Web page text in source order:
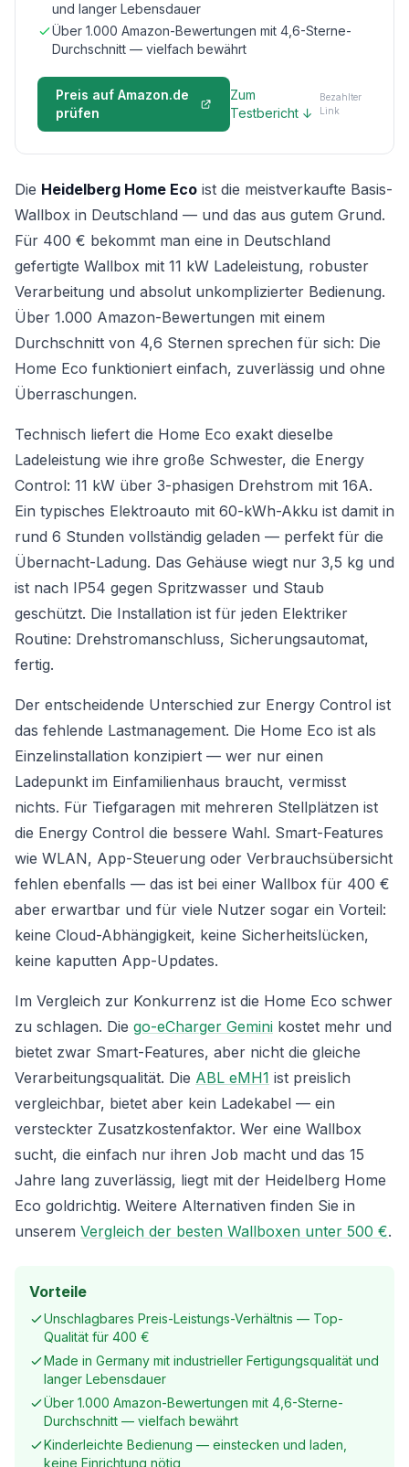
und langer Lebensdauer
Über 1.000 Amazon-Bewertungen mit 4,6-Sterne-
Durchschnitt — vielfach bewährt
Preis auf Amazon.de
prüfen
Zum
Testbericht ↓
Bezahlter
Link
Die Heidelberg Home Eco ist die meistverkaufte Basis-
Wallbox in Deutschland — und das aus gutem Grund.
Für 400 € bekommt man eine in Deutschland
gefertigte Wallbox mit 11 kW Ladeleistung, robuster
Verarbeitung und absolut unkomplizierter Bedienung.
Über 1.000 Amazon-Bewertungen mit einem
Durchschnitt von 4,6 Sternen sprechen für sich: Die
Home Eco funktioniert einfach, zuverlässig und ohne
Überraschungen.
Technisch liefert die Home Eco exakt dieselbe
Ladeleistung wie ihre große Schwester, die Energy
Control: 11 kW über 3-phasigen Drehstrom mit 16A.
Ein typisches Elektroauto mit 60-kWh-Akku ist damit in
rund 6 Stunden vollständig geladen — perfekt für die
Übernacht-Ladung. Das Gehäuse wiegt nur 3,5 kg und
ist nach IP54 gegen Spritzwasser und Staub
geschützt. Die Installation ist für jeden Elektriker
Routine: Drehstromanschluss, Sicherungsautomat,
fertig.
Der entscheidende Unterschied zur Energy Control ist
das fehlende Lastmanagement. Die Home Eco ist als
Einzelinstallation konzipiert — wer nur einen
Ladepunkt im Einfamilienhaus braucht, vermisst
nichts. Für Tiefgaragen mit mehreren Stellplätzen ist
die Energy Control die bessere Wahl. Smart-Features
wie WLAN, App-Steuerung oder Verbrauchsübersicht
fehlen ebenfalls — das ist bei einer Wallbox für 400 €
aber erwartbar und für viele Nutzer sogar ein Vorteil:
keine Cloud-Abhängigkeit, keine Sicherheitslücken,
keine kaputten App-Updates.
Im Vergleich zur Konkurrenz ist die Home Eco schwer
zu schlagen. Die go-eCharger Gemini kostet mehr und
bietet zwar Smart-Features, aber nicht die gleiche
Verarbeitungsqualität. Die ABL eMH1 ist preislich
vergleichbar, bietet aber kein Ladekabel — ein
versteckter Zusatzkostenfaktor. Wer eine Wallbox
sucht, die einfach nur ihren Job macht und das 15
Jahre lang zuverlässig, liegt mit der Heidelberg Home
Eco goldrichtig. Weitere Alternativen finden Sie in
unserem Vergleich der besten Wallboxen unter 500 €.
Vorteile
Unschlagbares Preis-Leistungs-Verhältnis — Top-
Qualität für 400 €
Made in Germany mit industrieller Fertigungsqualität und
langer Lebensdauer
Über 1.000 Amazon-Bewertungen mit 4,6-Sterne-
Durchschnitt — vielfach bewährt
Kinderleichte Bedienung — einstecken und laden,
keine Einrichtung nötig